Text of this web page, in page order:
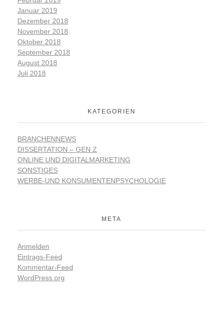
Januar 2019
Dezember 2018
November 2018
Oktober 2018
September 2018
August 2018
Juli 2018
KATEGORIEN
BRANCHENNEWS
DISSERTATION – GEN Z
ONLINE UND DIGITALMARKETING
SONSTIGES
WERBE-UND KONSUMENTENPSYCHOLOGIE
META
Anmelden
Eintrags-Feed
Kommentar-Feed
WordPress.org